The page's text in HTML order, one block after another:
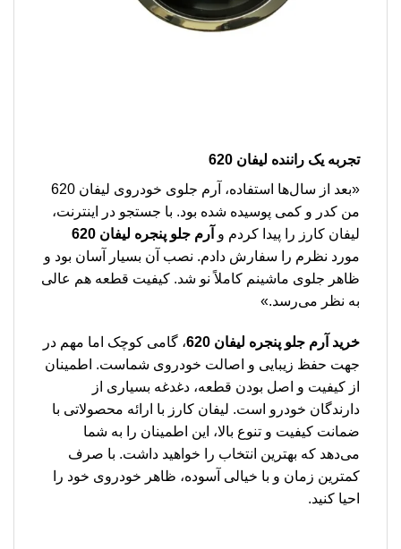
تجربه یک راننده لیفان 620
«بعد از سال‌ها استفاده، آرم جلوی خودروی لیفان 620
من کدر و کمی پوسیده شده بود. با جستجو در اینترنت،
لیفان کارز را پیدا کردم و آرم جلو پنجره لیفان 620
مورد نظرم را سفارش دادم. نصب آن بسیار آسان بود و
ظاهر جلوی ماشینم کاملاً نو شد. کیفیت قطعه هم عالی
به نظر می‌رسد.»
خرید آرم جلو پنجره لیفان 620
، گامی کوچک اما مهم در
جهت حفظ زیبایی و اصالت خودروی شماست. اطمینان
از کیفیت و اصل بودن قطعه، دغدغه بسیاری از
دارندگان خودرو است. لیفان کارز با ارائه محصولاتی با
ضمانت کیفیت و تنوع بالا، این اطمینان را به شما
می‌دهد که بهترین انتخاب را خواهید داشت. با صرف
کمترین زمان و با خیالی آسوده، ظاهر خودروی خود را
احیا کنید.